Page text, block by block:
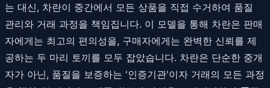
는 대신, 차란이 중간에서 모든 상품을 직접 수거하여 품질
관리와 거래 과정을 책임집니다. 이 모델을 통해 차란은 판매
자에게는 최고의 편의성을, 구매자에게는 완벽한 신뢰를 제
공하는 두 마리 토끼를 모두 잡았습니다. 차란은 단순한 중개
자가 아닌, 품질을 보증하는 '인증기관'이자 거래의 모든 과정